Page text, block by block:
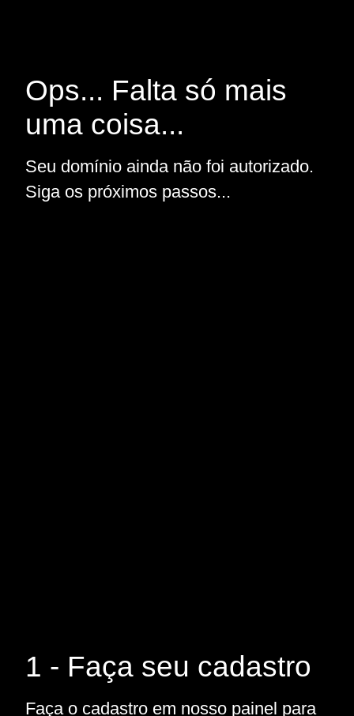
Ops... Falta só mais
uma coisa...
Seu domínio ainda não foi autorizado.
Siga os próximos passos...
1 - Faça seu cadastro
Faça o cadastro em nosso painel para